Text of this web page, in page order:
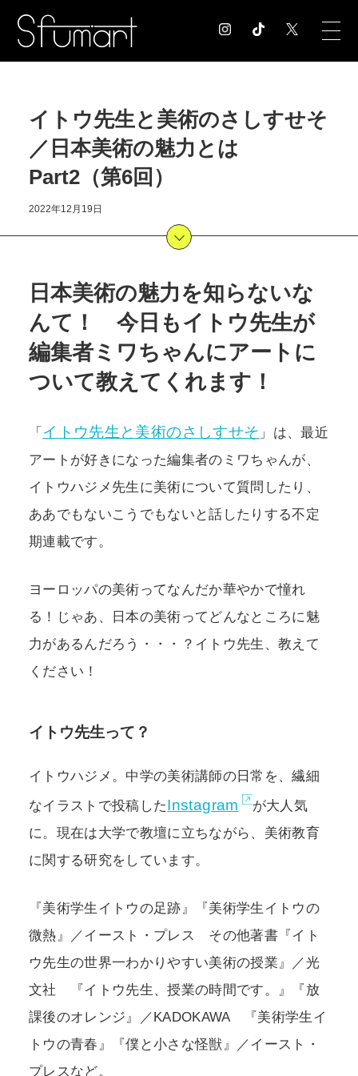
COLUMN コラム記事
EXHIBITION
MUSEUM
NEWS お知らせ
CONTACT お問合せ
POLICY COMPANY
イトウ先生と美術のさしすせそ
／日本美術の魅力とは
Part2（第6回）
2022年12月19日
日本美術の魅力を知らないな
んて！ 今日もイトウ先生が
編集者ミワちゃんにアートに
ついて教えてくれます！
「 イトウ先生と美術のさしすせそ 」は、最近
アートが好きになった編集者のミワちゃんが、
イトウハジメ先生に美術について質問したり、
ああでもないこうでもないと話したりする不定
期連載です。
ヨーロッパの美術ってなんだか華やかで憧れ
る！じゃあ、日本の美術ってどんなところに魅
力があるんだろう・・・？イトウ先生、教えて
ください！
イトウ先生って？
イトウハジメ。中学の美術講師の日常を、繊細
なイラストで投稿したInstagram
が大人気
に。現在は大学で教壇に立ちながら、美術教育
に関する研究をしています。
『美術学生イトウの足跡』『美術学生イトウの
微熱』／イースト・プレス その他著書『イト
ウ先生の世界一わかりやすい美術の授業』／光
文社 『イトウ先生、授業の時間です。』『放
課後のオレンジ』／KADOKAWA 『美術学生イ
トウの青春』『僕と小さな怪獣』／イースト・
プレスなど。